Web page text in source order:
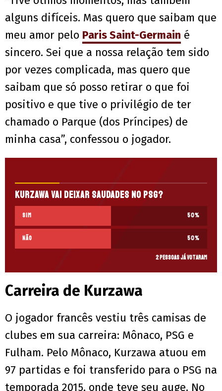
alguns difíceis. Mas quero que saibam que
meu amor pelo Paris Saint-Germain é
sincero. Sei que a nossa relação tem sido
por vezes complicada, mas quero que
saibam que só posso retirar o que foi
positivo e que tive o privilégio de ter
chamado o Parque (dos Príncipes) de
minha casa”, confessou o jogador.
Kurzawa vai deixar saudades no PSG?
Sim 50%
Não 50%
2 pessoas já votaram
Carreira de Kurzawa
O jogador francês vestiu três camisas de
clubes em sua carreira: Mônaco, PSG e
Fulham. Pelo Mônaco, Kurzawa atuou em
97 partidas e foi transferido para o PSG na
temporada 2015, onde teve seu auge. No